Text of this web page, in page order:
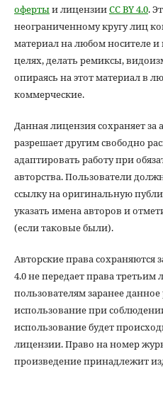
офертыи лицензииCC BY 4.0.
неограниченному кругу лиц
материал на любом носителе
целях, делать ремиксы,
опираясь на этот материал в
коммерческие.
Данная лицензия сохраняет за
разрешает другим свободно
адаптировать работу при
авторства. Пользователи
ссылку на оригинальную
указать имена авторов и
(если таковые были).
Авторские права сохраняются
4.0 не передает права
пользователям заранее
использование при
использование будет
лицензии. Право на номер
произведение принадлежит